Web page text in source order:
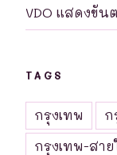
VDO แสดงขัน
TAGS
กรุงเทพ
ก
กรุงเทพ-สาย